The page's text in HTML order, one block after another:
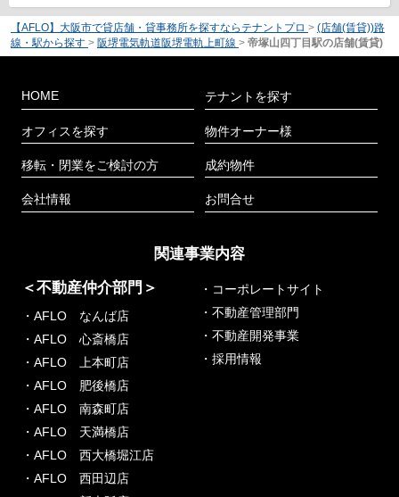
【AFLO】大阪市で貸店舗・貸事務所を探すならテナントプロ > (店舗(賃貸))路
線・駅から探す > 阪堺電気軌道阪堺電軌上町線 > 帝塚山四丁目駅の店舗(賃貸)
HOME
オフィスを探す
移転・閉業をご検討の方
会社情報
テナントを探す
物件オーナー様
成約物件
お問合せ
関連事業内容
＜不動産仲介部門＞
・AFLO なんば店
・AFLO 心斎橋店
・AFLO 上本町店
・AFLO 肥後橋店
・AFLO 南森町店
・AFLO 天満橋店
・AFLO 西大橋堀江店
・AFLO 西田辺店
・コーポレートサイト
・不動産管理部門
・不動産開発事業
・採用情報